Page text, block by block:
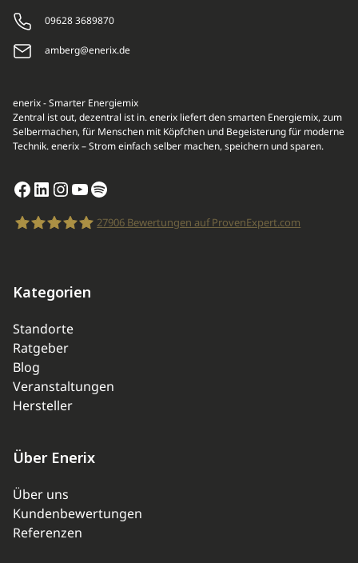
09628 3689870
amberg@enerix.de
enerix - Smarter Energiemix
Zentral ist out, dezentral ist in. enerix liefert den smarten Energiemix, zum
Selbermachen, für Menschen mit Köpfchen und Begeisterung für moderne
Technik. enerix – Strom einfach selber machen, speichern und sparen.
Facebook
LinkedIn
Instagram
YouTube
Spotify
27906Bewertungen auf ProvenExpert.com
Kategorien
Standorte
Ratgeber
Blog
Veranstaltungen
Hersteller
Über Enerix
Über uns
Kundenbewertungen
Referenzen